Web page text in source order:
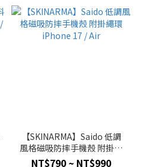
【SKINARMA】Saido 低調
風格磁吸防摔手機殼 附掛繩
環 iPhone 17 / Air
NT$790 ~ NT$990